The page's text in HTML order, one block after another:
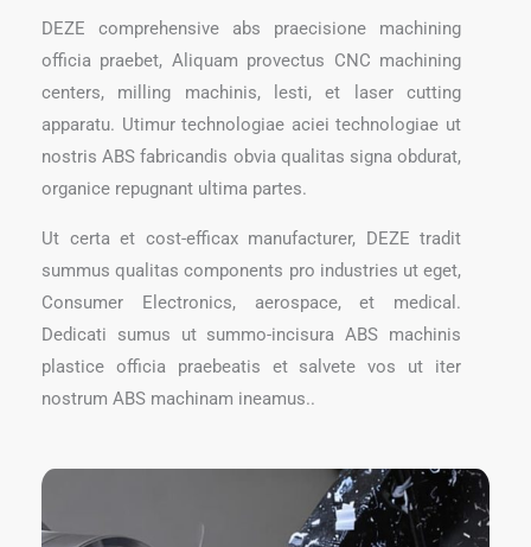
DEZE comprehensive abs praecisione machining
officia praebet, Aliquam provectus CNC machining
centers, milling machinis, lesti, et laser cutting
apparatu. Utimur technologiae aciei technologiae ut
nostris ABS fabricandis obvia qualitas signa obdurat,
organice repugnant ultima partes.
Ut certa et cost-efficax manufacturer, DEZE tradit
summus qualitas components pro industries ut eget,
Consumer Electronics, aerospace, et medical.
Dedicati sumus ut summo-incisura ABS machinis
plastice officia praebeatis et salvete vos ut iter
nostrum ABS machinam ineamus..